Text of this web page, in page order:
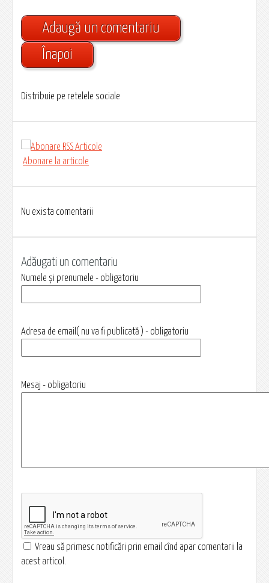
Adaugă un comentariu
Înapoi
Distribuie pe retelele sociale
Abonare la articole
Nu exista comentarii
Adăugati un comentariu
Numele și prenumele - obligatoriu
Adresa de email( nu va fi publicată ) - obligatoriu
Mesaj - obligatoriu
Vreau să primesc notificări prin email cînd apar comentarii la
acest articol.